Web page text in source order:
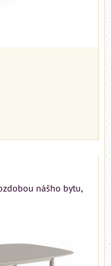
nášho bytu,